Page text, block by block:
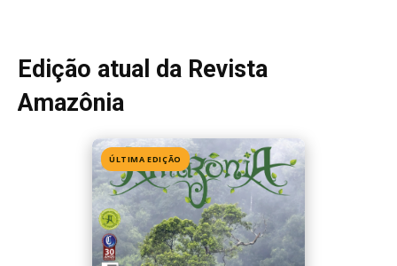
Edição atual da Revista
Amazônia
ÚLTIMA EDIÇÃO